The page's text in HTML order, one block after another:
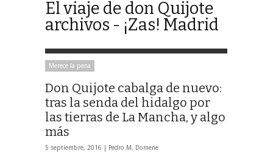
El viaje de don Quijote
archivos - ¡Zas! Madrid
Merece la pena
Don Quijote cabalga de nuevo:
tras la senda del hidalgo por
las tierras de La Mancha, y algo
más
5 septiembre, 2016 | Pedro M. Domene